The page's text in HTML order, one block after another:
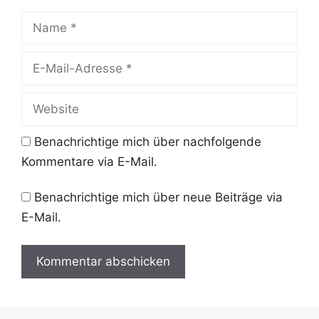
Mail-
Benachrichtige mich über nachfolgende
Kommentare via E-Mail.
Benachrichtige mich über neue Beiträge via
E-Mail.